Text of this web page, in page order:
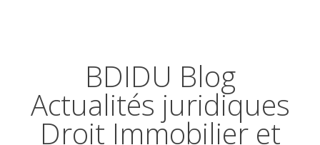
BDIDU Blog
Actualités juridiques
Droit Immobilier et